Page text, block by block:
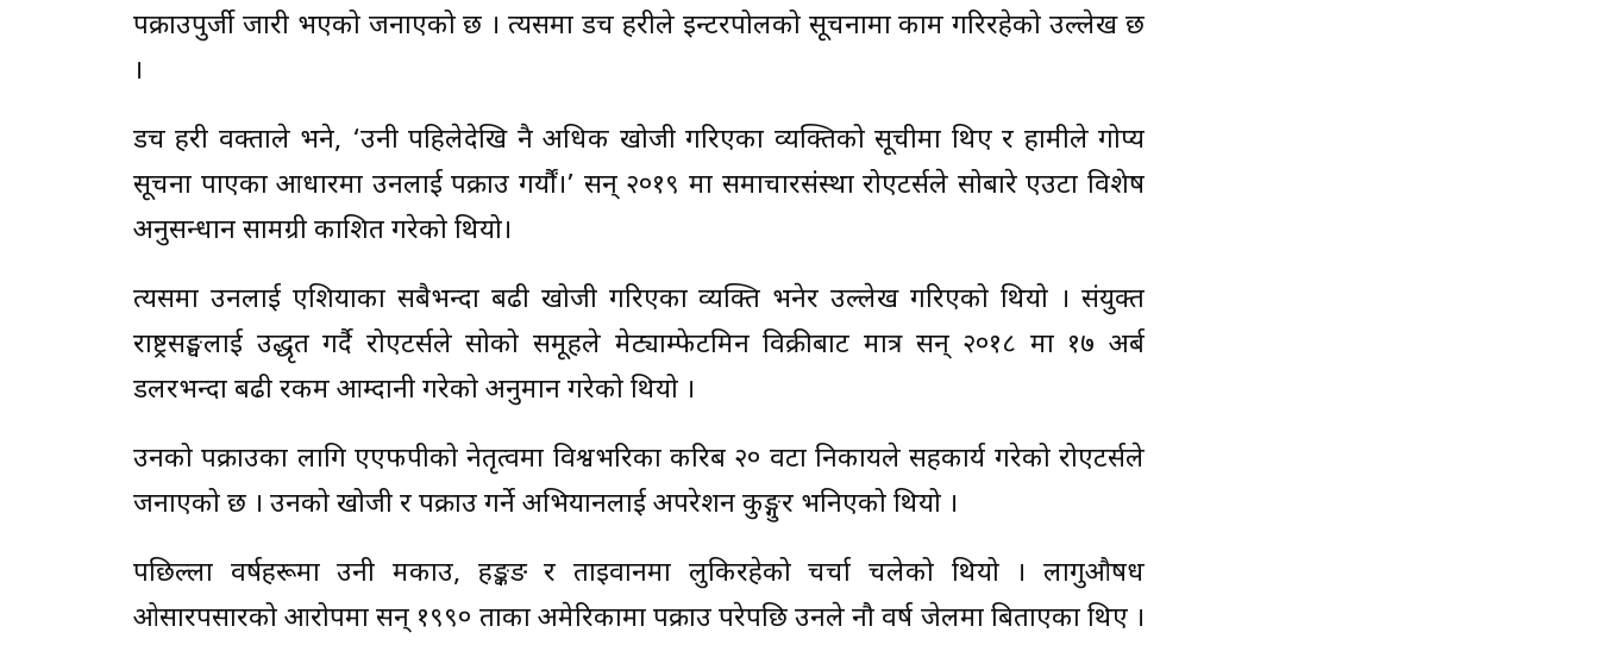
पक्राउपुर्जी जारी भएको जनाएको छ । त्यसमा डच प्रहरीले इन्टरपोलको सूचनामा काम गरिरहेको उल्लेख छ
।
डच प्रहरी प्रवक्ताले भने, ‘उनी पहिलेदेखि नै अधिक खोजी गरिएका व्यक्तिको सूचीमा थिए र हामीले गोप्य
सूचना पाएका आधारमा उनलाई पक्राउ गर्यौं।’ सन् २०१९ मा समाचारसंस्था रोएटर्सले सोबारे एउटा विशेष
अनुसन्धान सामग्री प्रकाशित गरेको थियो।
त्यसमा उनलाई एशियाका सबैभन्दा बढी खोजी गरिएका व्यक्ति भनेर उल्लेख गरिएको थियो । संयुक्त
राष्ट्रसङ्घलाई उद्धृत गर्दै रोएटर्सले सोको समूहले मेट्याम्फेटमिन विक्रीबाट मात्र सन् २०१८ मा १७ अर्ब
डलरभन्दा बढी रकम आम्दानी गरेको अनुमान गरेको थियो ।
उनको पक्राउका लागि एएफपीको नेतृत्वमा विश्वभरिका करिब २० वटा निकायले सहकार्य गरेको रोएटर्सले
जनाएको छ । उनको खोजी र पक्राउ गर्ने अभियानलाई अपरेशन कुङ्गुर भनिएको थियो ।
पछिल्ला वर्षहरूमा उनी मकाउ, हङ्कङ र ताइवानमा लुकिरहेको चर्चा चलेको थियो । लागुऔषध
ओसारपसारको आरोपमा सन् १९९० ताका अमेरिकामा पक्राउ परेपछि उनले नौ वर्ष जेलमा बिताएका थिए ।